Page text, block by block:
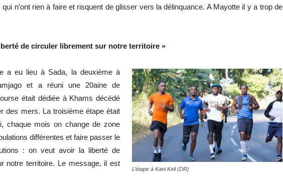
n’ont rien à faire et risquent de glisser vers la délinquance. A Mayotte il y a trop de
de circuler librement sur notre territoire »
L’étape à Kani Keli (DR)
a eu lieu à Sada, la deuxième à
et a réuni une 20aine de
était dédiée à Khams décédé
des mers. La troisième étape était
chaque mois on change de zone
différentes et faire passer le
: on veut avoir la liberté de
notre territoire. Le message, il est